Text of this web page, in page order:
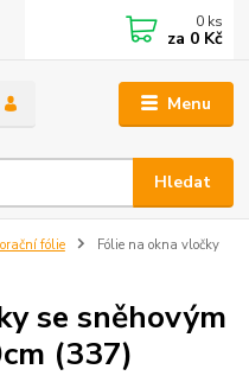
Menu
Hledat
0 ks
za 0 Kč
fólie
Fólie na okna vločky
se sněhovým
(337)